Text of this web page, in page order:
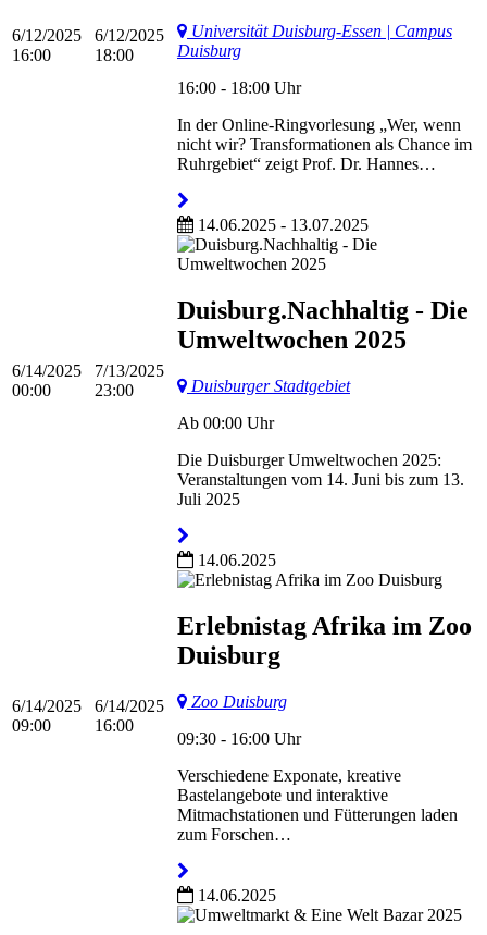
6/12/2025
16:00
6/12/2025
18:00
Universität Duisburg-Essen | Campus
Duisburg
16:00 - 18:00 Uhr
In der Online-Ringvorlesung „Wer, wenn
nicht wir? Transformationen als Chance im
Ruhrgebiet“ zeigt Prof. Dr. Hannes…
6/14/2025
00:00
7/13/2025
23:00
14.06.2025 - 13.07.2025
Duisburg.Nachhaltig - Die
Umweltwochen 2025
Duisburger Stadtgebiet
Ab 00:00 Uhr
Die Duisburger Umweltwochen 2025:
Veranstaltungen vom 14. Juni bis zum 13.
Juli 2025
6/14/2025
09:00
6/14/2025
16:00
14.06.2025
Erlebnistag Afrika im Zoo
Duisburg
Zoo Duisburg
09:30 - 16:00 Uhr
Verschiedene Exponate, kreative
Bastelangebote und interaktive
Mitmachstationen und Fütterungen laden
zum Forschen…
14.06.2025